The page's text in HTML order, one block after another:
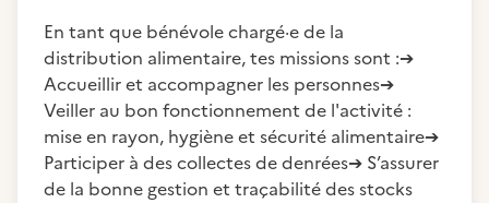
En tant que bénévole chargé·e de la
distribution alimentaire, tes missions sont :➔
Accueillir et accompagner les personnes➔
Veiller au bon fonctionnement de l'activité :
mise en rayon, hygiène et sécurité alimentaire➔
Participer à des collectes de denrées➔ S’assurer
de la bonne gestion et traçabilité des stocks